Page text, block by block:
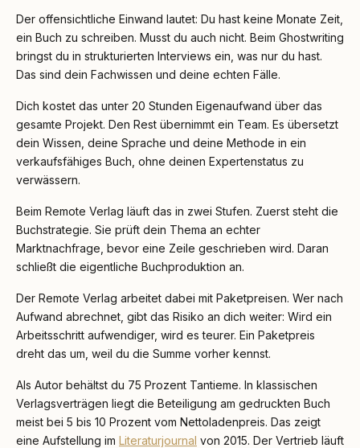
Der offensichtliche Einwand lautet: Du hast keine Monate Zeit,
ein Buch zu schreiben. Musst du auch nicht. Beim Ghostwriting
bringst du in strukturierten Interviews ein, was nur du hast.
Das sind dein Fachwissen und deine echten Fälle.
Dich kostet das unter 20 Stunden Eigenaufwand über das
gesamte Projekt. Den Rest übernimmt ein Team. Es übersetzt
dein Wissen, deine Sprache und deine Methode in ein
verkaufsfähiges Buch, ohne deinen Expertenstatus zu
verwässern.
Beim Remote Verlag läuft das in zwei Stufen. Zuerst steht die
Buchstrategie. Sie prüft dein Thema an echter
Marktnachfrage, bevor eine Zeile geschrieben wird. Daran
schließt die eigentliche Buchproduktion an.
Der Remote Verlag arbeitet dabei mit Paketpreisen. Wer nach
Aufwand abrechnet, gibt das Risiko an dich weiter: Wird ein
Arbeitsschritt aufwendiger, wird es teurer. Ein Paketpreis
dreht das um, weil du die Summe vorher kennst.
Als Autor behältst du 75 Prozent Tantieme. In klassischen
Verlagsverträgen liegt die Beteiligung am gedruckten Buch
meist bei 5 bis 10 Prozent vom Nettoladenpreis. Das zeigt
eine Aufstellung im Literaturjournal von 2015. Der Vertrieb läuft